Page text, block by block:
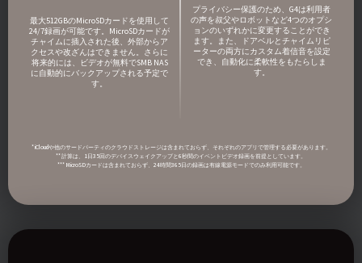
最大512GBのMicroSDカードを使用して
24/7録画が可能です。MicroSDカードが
チャイムに插入された後、外部からア
クセスや改ざんはできません。さらに
将来的には、ビデオが無料でSMB NAS
に自動的にバックアップされる予定で
す。
プライバシー保護のため、G4は利用者
の声を叔父やロボットなど4つのオプシ
ョンのいずれかに変更することができ
ます。また、ドアベルとチャイムリピ
ーターの両方にカスタム着信音を設定
でき、自動化に柔軟性をもたらしま
す。
* iCloudや他のサードパーティのクラウドストレージは含まれておらず、それぞれのアプリで管理する必要があります。
** 計算は、1日35回のデバイスウェイクアップと6秒間のイベントビデオ録画を前提としています。
*** MicroSDカードは含まれておらず、24時間365日の録画は有線電源モードでのみ利用可能です。